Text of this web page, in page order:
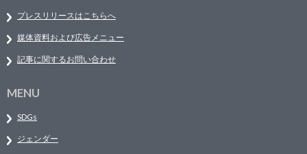
プレスリリースはこちらへ
媒体資料および広告メニュー
記事に関するお問い合わせ
MENU
SDGs
ジェンダー